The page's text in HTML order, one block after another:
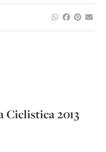
Ciclistica 2013